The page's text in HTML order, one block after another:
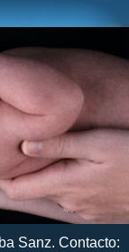
Sanz. Contacto: